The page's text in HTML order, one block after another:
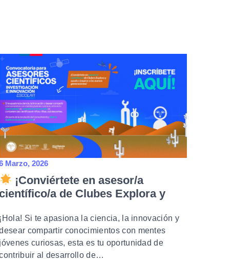
Marzo, 2026
¡Conviértete en asesor/a
científico/a de Clubes Explora y
generaciones!
¡Hola! Si te apasiona la ciencia, la innovación y
compartir conocimientos con mentes
jóvenes curiosas, esta es tu oportunidad de
al desarrollo de…